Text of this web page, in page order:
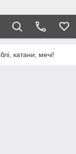
катани, мечі!